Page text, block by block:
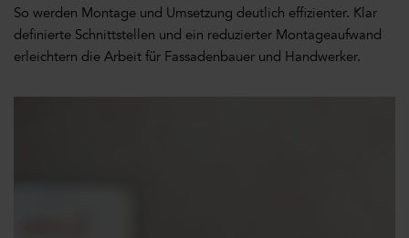
So werden Montage und Umsetzung deutlich effizienter. Klar
definierte Schnittstellen und ein reduzierter Montageaufwand
erleichtern die Arbeit für Fassadenbauer und Handwerker.